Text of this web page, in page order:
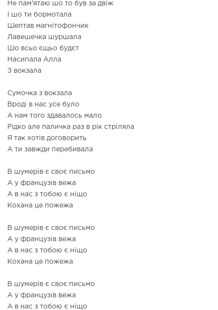
Не пам'ятаю шо то був за двіж
І шо ти бормотала
Шептав магнітофончик
Лавешечка шуршала
Шо всьо єщьо будєт
Насипала Алла
З вокзала
Сумочка з вокзала
Вроді в нас усе було
А нам того здавалось мало
Рідко але паличка раз в рік стріляла
Я так хотів договорить
А ти завжди перебивала
В шумерів є своє письмо
А у французів вежа
А в нас з тобою є ніщо
Кохана це пожежа
В шумерів є своє письмо
А у французів вежа
А в нас з тобою є ніщо
Кохана це пожежа
В шумерів є своє письмо
А у французів вежа
А в нас з тобою є ніщо